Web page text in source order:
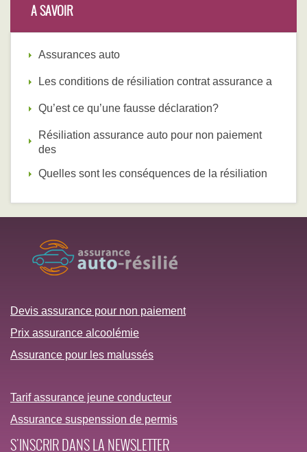
A SAVOIR
Assurances auto
Les conditions de résiliation contrat assurance a
Qu’est ce qu’une fausse déclaration?
Résiliation assurance auto pour non paiement
des
Quelles sont les conséquences de la résiliation
Devis assurance pour non paiement
Prix assurance alcoolémie
Assurance pour les malussés
Tarif assurance jeune conducteur
Assurance suspenssion de permis
S'INSCRIR DANS LA NEWSLETTER